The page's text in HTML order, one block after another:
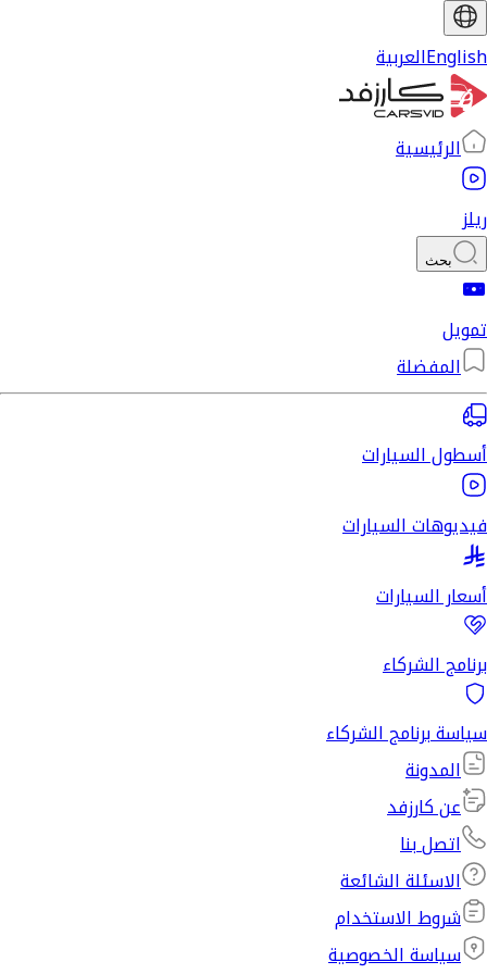
Englishالعربية
الرئيسية
ريلز
بحث
تمويل
المفضلة
أسطول السيارات
فيديوهات السيارات
أسعار السيارات
برنامج الشركاء
سياسة برنامج الشركاء
المدونة
عن كارزفد
اتصل بنا
الاسئلة الشائعة
شروط الاستخدام
سياسة الخصوصية